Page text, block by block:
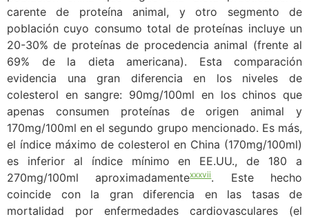
carente de proteína animal, y otro segmento de
población cuyo consumo total de proteínas incluye un
20-30% de proteínas de procedencia animal (frente al
69% de la dieta americana). Esta comparación
evidencia una gran diferencia en los niveles de
colesterol en sangre: 90mg/100ml en los chinos que
apenas consumen proteínas de origen animal y
170mg/100ml en el segundo grupo mencionado. Es más,
el índice máximo de colesterol en China (170mg/100ml)
es inferior al índice mínimo en EE.UU., de 180 a
270mg/100ml aproximadamentexxxvii. Este hecho
coincide con la gran diferencia en las tasas de
mortalidad por enfermedades cardiovasculares (el